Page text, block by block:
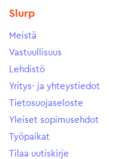
Slurp
Meistä
Vastuullisuus
Lehdistö
Yritys- ja yhteystiedot
Tietosuojaseloste
Yleiset sopimusehdot
Työpaikat
Tilaa uutiskirje